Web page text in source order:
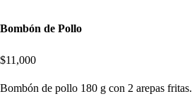
Bombón de Pollo
$11,000
Bombón de pollo 180 g con 2 arepas fritas.